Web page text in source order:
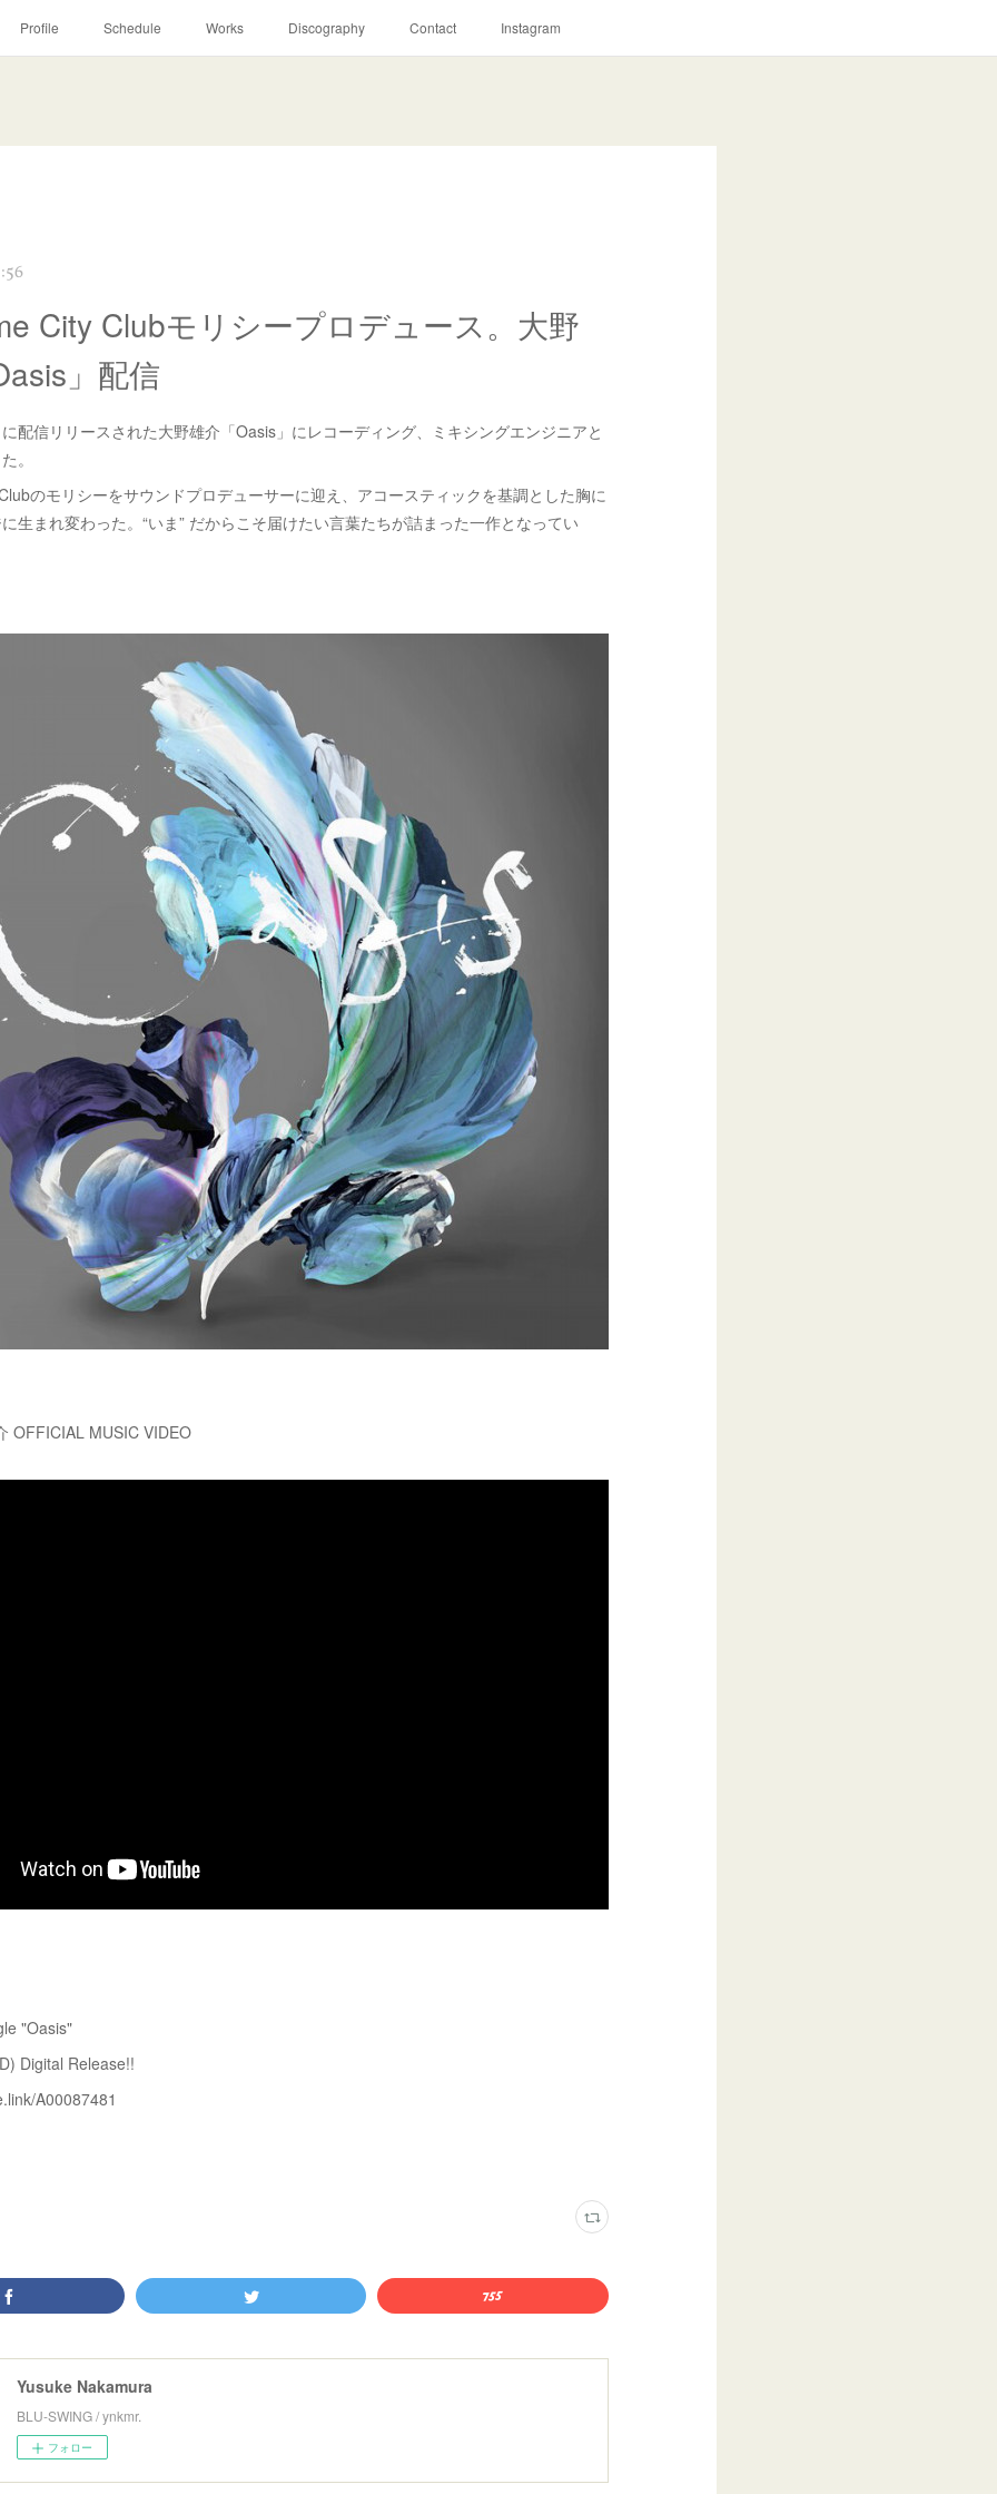
Profile Schedule Works Discography Contact Instagram
City Clubモリシープロデュース。大野
」配信
配信リリースされた大野雄介「Oasis」にレコーディング、ミキシングエンジニアと
。
のモリシーをサウンドプロデューサーに迎え、アコースティックを基調とした胸に
生まれ変わった。“いま” だからこそ届けたい言葉たちが詰まった一作となってい
OFFICIAL MUSIC VIDEO
"Oasis"
Digital Release!!
A00087481
Yusuke Nakamura
BLU-SWING / ynkmr.
フォロー